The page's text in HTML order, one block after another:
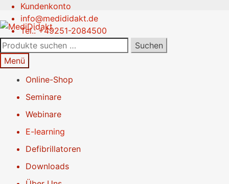
Kundenkonto
info@medididakt.de
Tel.: +49251-2084500
Zur
Navigation
springen
Springe
zum
Inhalt
Suchen
nach:
Suchen
Menü
Online-Shop
Seminare
Webinare
E-learning
Defibrillatoren
Downloads